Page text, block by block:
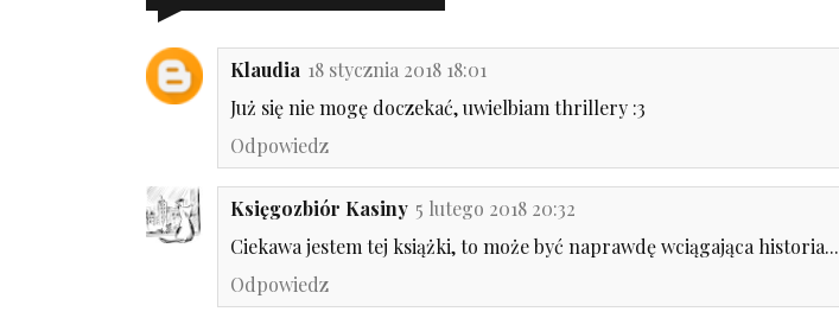
Klaudia 18 stycznia 2018 18:01
Już się nie mogę doczekać, uwielbiam thrillery :3
Odpowiedz
Księgozbiór Kasiny 5 lutego 2018 20:32
Ciekawa jestem tej książki, to może być naprawdę wciągająca historia...
Odpowiedz